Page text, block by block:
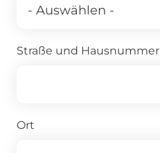
Straße und Hausnummer
Ort